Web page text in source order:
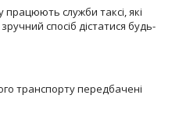
працюють служби таксі, які
спосіб дістатися будь-
транспорту передбачені